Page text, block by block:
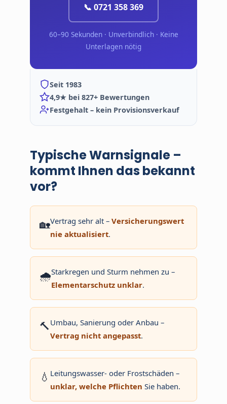
📞 0721 358 369
60–90 Sekunden · Unverbindlich · Keine
Unterlagen nötig
Seit 1983
4,9★ bei 827+ Bewertungen
Festgehalt – kein Provisionsverkauf
Typische Warnsignale –
kommt Ihnen das bekannt
vor?
🏡Vertrag sehr alt – Versicherungswert
nie aktualisiert.
🌧️Starkregen und Sturm nehmen zu –
Elementarschutz unklar.
🔨Umbau, Sanierung oder Anbau –
Vertrag nicht angepasst.
💧 Leitungswasser- oder Frostschäden –
unklar, welche Pflichten Sie haben.